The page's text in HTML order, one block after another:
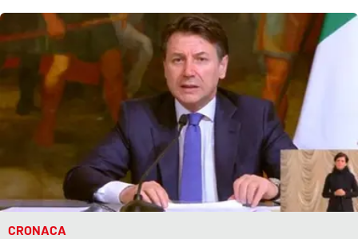
Vibo Valentia
Reggio Calabria
Cosenza
Lamezia Terme
PROGETTI
SPECIALI
CRONACA